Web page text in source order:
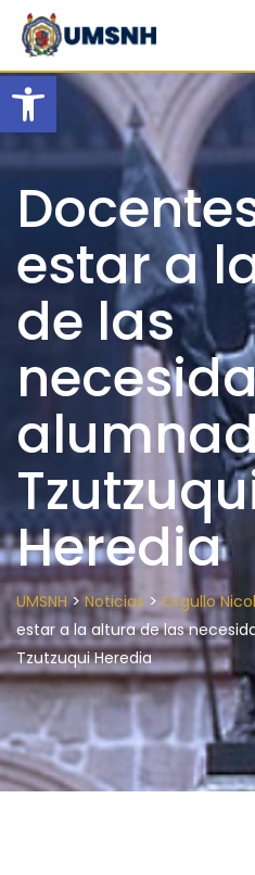
Open toolbar
Skip
content
estar a
de las
Heredia
UMSNH> Noticias > Orgullo
estar a la altura de las
Tzutzuqui Heredia